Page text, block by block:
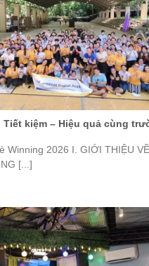
Tiết kiệm – Hiệu quả cùng
Winning 2026 I. GIỚI THIỆU
[...]